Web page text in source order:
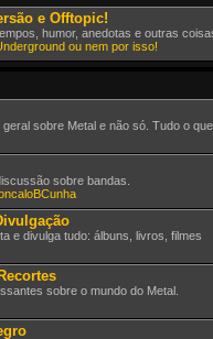
e Offtopic!
humor, anedotas e outras
ou nem por isso!
sobre Metal e não só. Tudo o
sobre bandas.
e divulga tudo: álbuns, livros, filmes
sobre o mundo do Metal.